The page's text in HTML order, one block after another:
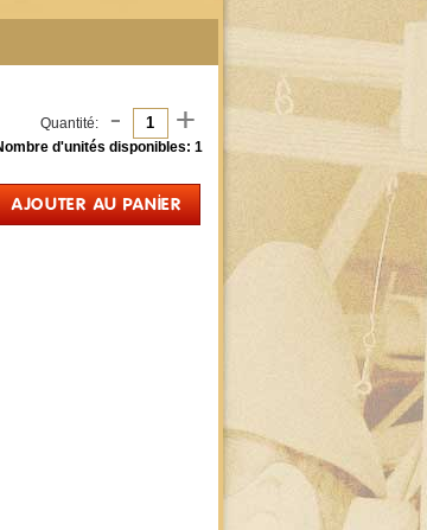
Quantité: - +
Nombre d'unités disponibles: 1